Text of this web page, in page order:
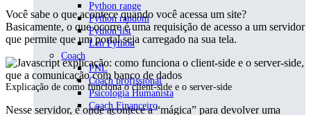
Python range
Python random
Python list
Len Python
Coach
PNL
Coach profissional
Psicologia Humanista
Coach Financeiro
Você sabe o que acontece quando você acessa um site?
Basicamente, o que ocorre é uma requisição de acesso a um servidor
que permite que um portal seja carregado na sua tela.
Explicação de como funciona o client-side e o server-side
Nesse servidor, é onde acontece a “mágica” para devolver uma